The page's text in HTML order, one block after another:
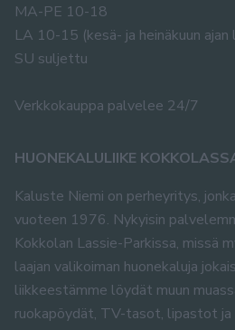
MA-PE 10-18
LA 10-15 (kesä- ja heinäkuun
SU suljettu
Verkkokauppa palvelee 24/7
HUONEKALULIIKE
Kaluste Niemi on perheyritys,
vuoteen 1976. Nykyisin
Kokkolan Lassie-Parkissa, missä
laajan valikoiman huonekaluja
liikkeestämme löydät muun
ruokapöydät, TV-tasot, lipastot ja